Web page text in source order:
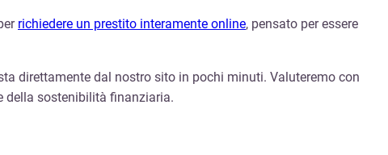
richiedere un prestito interamente online, pensato per essere
direttamente dal nostro sito in pochi minuti. Valuteremo con
della sostenibilità finanziaria.